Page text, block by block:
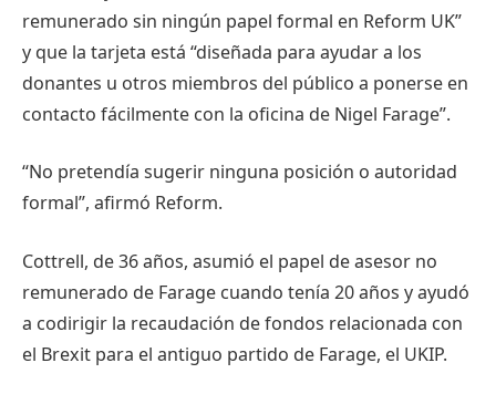
remunerado sin ningún papel formal en Reform UK”
y que la tarjeta está “diseñada para ayudar a los
donantes u otros miembros del público a ponerse en
contacto fácilmente con la oficina de Nigel Farage”.
“No pretendía sugerir ninguna posición o autoridad
formal”, afirmó Reform.
Cottrell, de 36 años, asumió el papel de asesor no
remunerado de Farage cuando tenía 20 años y ayudó
a codirigir la recaudación de fondos relacionada con
el Brexit para el antiguo partido de Farage, el UKIP.